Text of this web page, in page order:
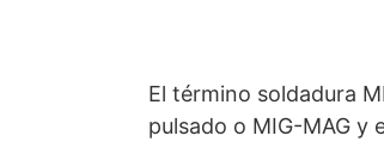
El término soldadura
pulsado o MIG-MAG y